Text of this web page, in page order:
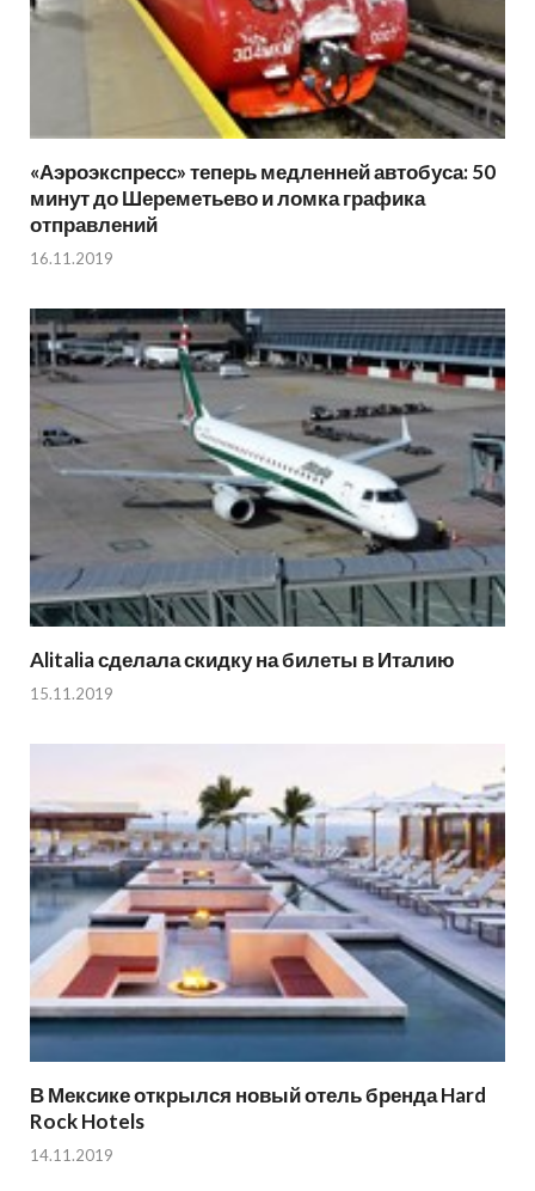
«Аэроэкспресс» теперь медленней автобуса: 50
минут до Шереметьево и ломка графика
отправлений
16.11.2019
Alitalia сделала скидку на билеты в Италию
15.11.2019
В Мексике открылся новый отель бренда Hard
Rock Hotels
14.11.2019